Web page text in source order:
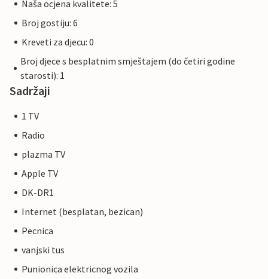
Naša ocjena kvalitete: 5
Broj gostiju: 6
Kreveti za djecu: 0
Broj djece s besplatnim smještajem (do četiri godine
starosti): 1
Sadržaji
1 TV
Radio
plazma TV
Apple TV
DK-DR1
Internet (besplatan, bezican)
Pecnica
vanjski tus
Punionica elektricnog vozila